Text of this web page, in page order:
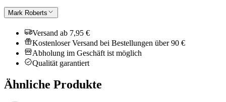
Mark Roberts
Versand ab 7,95 €
Kostenloser Versand bei Bestellungen über 90 €
Abholung im Geschäft ist möglich
Qualität garantiert
Ähnliche Produkte